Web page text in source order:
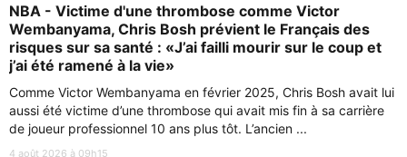
NBA - Victime d'une thrombose comme Victor
Wembanyama, Chris Bosh prévient le Français des
risques sur sa santé : «J’ai failli mourir sur le coup et
j’ai été ramené à la vie»
Comme Victor Wembanyama en février 2025, Chris Bosh avait lui
aussi été victime d’une thrombose qui avait mis fin à sa carrière
de joueur professionnel 10 ans plus tôt. L’ancien ...
4 août 2026 à 09h15